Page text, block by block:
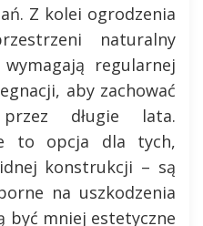
Z kolei ogrodzenia
naturalny
regularnej
aby zachować
długie lata.
to opcja dla tych,
konstrukcji – są
na uszkodzenia
być mniej estetyczne